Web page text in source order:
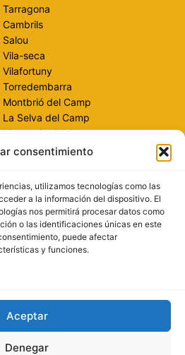
consentimiento
utilizamos tecnologías como las
a la información del dispositivo. El
nos permitirá procesar datos como
o las identificaciones únicas en este
puede afectar
y funciones.
Aceptar
Denegar
seca
Vilafortuny
del Camp
Selva del Camp
roig del Camp